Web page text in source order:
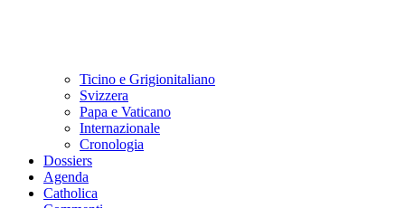
Ticino e Grigionitaliano
Svizzera
Papa e Vaticano
Internazionale
Cronologia
Dossiers
Agenda
Catholica